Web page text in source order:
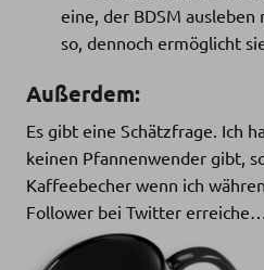
eine, der BDSM
so, dennoch ermöglicht
Außerdem:
Es gibt eine Schätzfrage. Ich
keinen Pfannenwender gibt,
Kaffeebecher wenn ich
Follower bei Twitter erreiche…